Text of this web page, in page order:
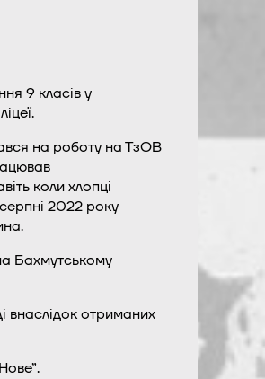
9 класів у
на роботу на ТзОВ
коли хлопці
2022 року
Бахмутському
внаслідок отриманих